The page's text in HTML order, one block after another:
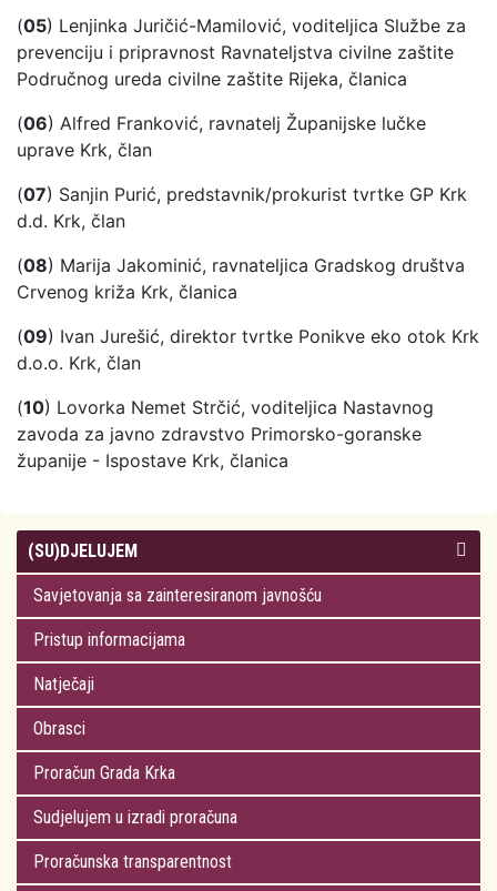
(05) Lenjinka Juričić-Mamilović, voditeljica Službe za
prevenciju i pripravnost Ravnateljstva civilne zaštite
Područnog ureda civilne zaštite Rijeka, članica
(06) Alfred Franković, ravnatelj Županijske lučke
uprave Krk, član
(07) Sanjin Purić, predstavnik/prokurist tvrtke GP Krk
d.d. Krk, član
(08) Marija Jakominić, ravnateljica Gradskog društva
Crvenog križa Krk, članica
(09) Ivan Jurešić, direktor tvrtke Ponikve eko otok Krk
d.o.o. Krk, član
(10) Lovorka Nemet Strčić, voditeljica Nastavnog
zavoda za javno zdravstvo Primorsko-goranske
županije - Ispostave Krk, članica
(SU)DJELUJEM
Savjetovanja sa zainteresiranom javnošću
Pristup informacijama
Natječaji
Obrasci
Proračun Grada Krka
Sudjelujem u izradi proračuna
Proračunska transparentnost